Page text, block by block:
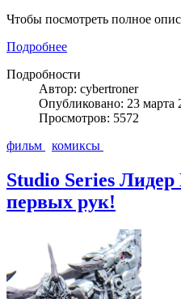
Чтобы посмотреть полное
Подробнее
Подробности
Автор: cybertroner
Опубликовано: 23 марта
Просмотров: 5572
фильм
комиксы
Studio Series
первых рук!